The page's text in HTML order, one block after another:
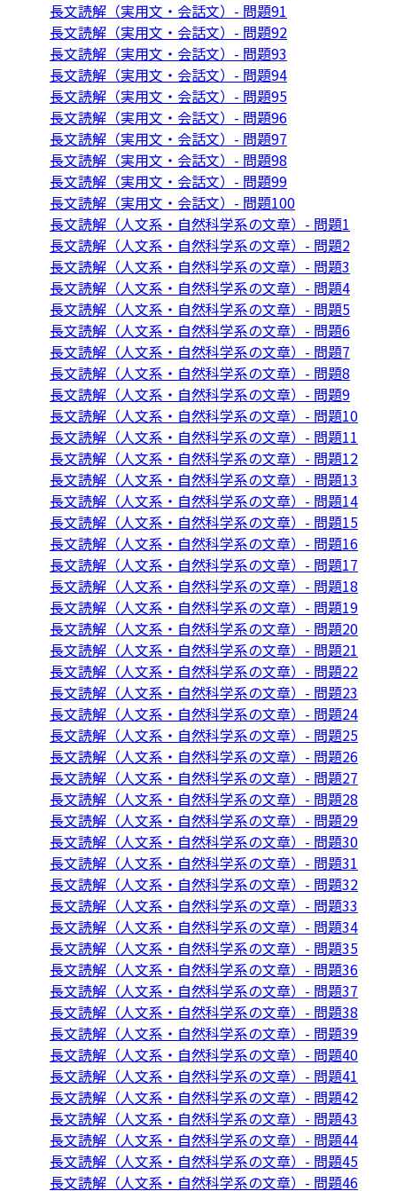
長文読解（実用文・会話文）- 問題91
長文読解（実用文・会話文）- 問題92
長文読解（実用文・会話文）- 問題93
長文読解（実用文・会話文）- 問題94
長文読解（実用文・会話文）- 問題95
長文読解（実用文・会話文）- 問題96
長文読解（実用文・会話文）- 問題97
長文読解（実用文・会話文）- 問題98
長文読解（実用文・会話文）- 問題99
長文読解（実用文・会話文）- 問題100
長文読解（人文系・自然科学系の文章）- 問題1
長文読解（人文系・自然科学系の文章）- 問題2
長文読解（人文系・自然科学系の文章）- 問題3
長文読解（人文系・自然科学系の文章）- 問題4
長文読解（人文系・自然科学系の文章）- 問題5
長文読解（人文系・自然科学系の文章）- 問題6
長文読解（人文系・自然科学系の文章）- 問題7
長文読解（人文系・自然科学系の文章）- 問題8
長文読解（人文系・自然科学系の文章）- 問題9
長文読解（人文系・自然科学系の文章）- 問題10
長文読解（人文系・自然科学系の文章）- 問題11
長文読解（人文系・自然科学系の文章）- 問題12
長文読解（人文系・自然科学系の文章）- 問題13
長文読解（人文系・自然科学系の文章）- 問題14
長文読解（人文系・自然科学系の文章）- 問題15
長文読解（人文系・自然科学系の文章）- 問題16
長文読解（人文系・自然科学系の文章）- 問題17
長文読解（人文系・自然科学系の文章）- 問題18
長文読解（人文系・自然科学系の文章）- 問題19
長文読解（人文系・自然科学系の文章）- 問題20
長文読解（人文系・自然科学系の文章）- 問題21
長文読解（人文系・自然科学系の文章）- 問題22
長文読解（人文系・自然科学系の文章）- 問題23
長文読解（人文系・自然科学系の文章）- 問題24
長文読解（人文系・自然科学系の文章）- 問題25
長文読解（人文系・自然科学系の文章）- 問題26
長文読解（人文系・自然科学系の文章）- 問題27
長文読解（人文系・自然科学系の文章）- 問題28
長文読解（人文系・自然科学系の文章）- 問題29
長文読解（人文系・自然科学系の文章）- 問題30
長文読解（人文系・自然科学系の文章）- 問題31
長文読解（人文系・自然科学系の文章）- 問題32
長文読解（人文系・自然科学系の文章）- 問題33
長文読解（人文系・自然科学系の文章）- 問題34
長文読解（人文系・自然科学系の文章）- 問題35
長文読解（人文系・自然科学系の文章）- 問題36
長文読解（人文系・自然科学系の文章）- 問題37
長文読解（人文系・自然科学系の文章）- 問題38
長文読解（人文系・自然科学系の文章）- 問題39
長文読解（人文系・自然科学系の文章）- 問題40
長文読解（人文系・自然科学系の文章）- 問題41
長文読解（人文系・自然科学系の文章）- 問題42
長文読解（人文系・自然科学系の文章）- 問題43
長文読解（人文系・自然科学系の文章）- 問題44
長文読解（人文系・自然科学系の文章）- 問題45
長文読解（人文系・自然科学系の文章）- 問題46